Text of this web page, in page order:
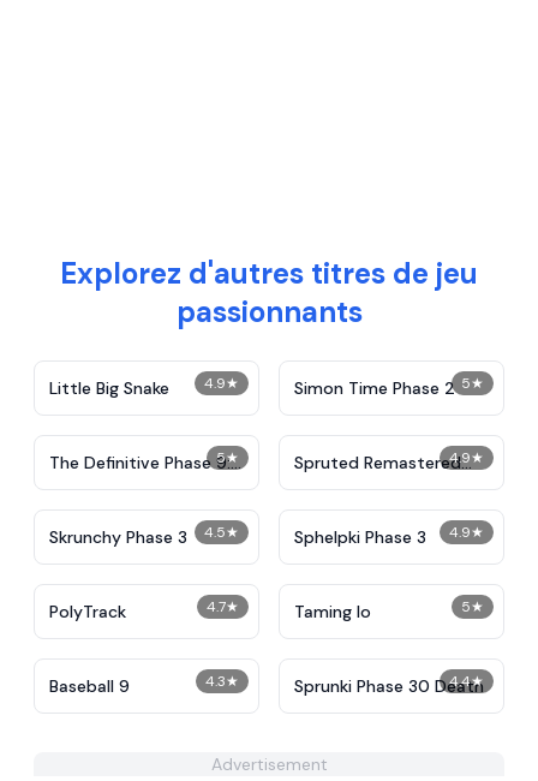
Explorez d'autres titres de jeu
passionnants
4.9★
Little Big Snake 5★
Simon Time Phase 2
5★
The Definitive Phase 9:
Demolition
4.9★
Spruted Remastered
Alternative Phase 2
4.5★
Skrunchy Phase 3 4.9★
Sphelpki Phase 3
4.7★
PolyTrack 5★
Taming Io
4.3★
Baseball 9 4.4★
Sprunki Phase 30 Death
Advertisement